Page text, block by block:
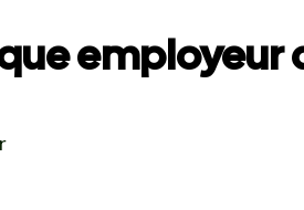
employeur